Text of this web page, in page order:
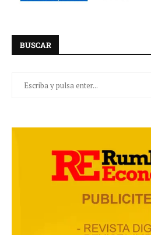
BUSCAR